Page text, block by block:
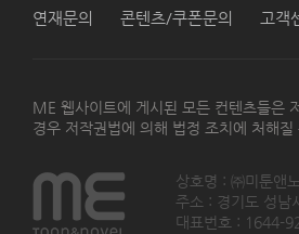
연재문의 콘텐츠/쿠폰문의 고객
ME 웹사이트에 게시된 모든 컨텐츠들은
경우 저작권법에 의해 법정 조치에 처해
상호명 : ㈜미툰앤
주소 : 경기도 성
대표번호 : 1644-